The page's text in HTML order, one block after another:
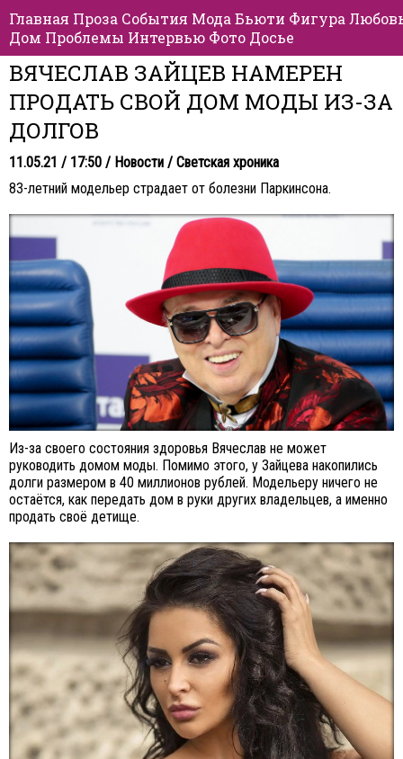
Главная Проза События Мода Бьюти Фигура
Дом Проблемы Интервью Фото Досье
ВЯЧЕСЛАВ ЗАЙЦЕВ НАМЕРЕН
ПРОДАТЬ СВОЙ ДОМ МОДЫ ИЗ-ЗА
ДОЛГОВ
11.05.21 / 17:50 / Новости / Светская хроника
83-летний модельер страдает от болезни Паркинсона.
Из-за своего состояния здоровья Вячеслав не может
руководить домом моды. Помимо этого, у Зайцева накопились
долги размером в 40 миллионов рублей. Модельеру ничего не
остаётся, как передать дом в руки других владельцев, а именно
продать своё детище.